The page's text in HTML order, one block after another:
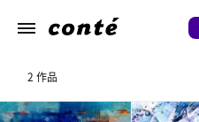
2 作品